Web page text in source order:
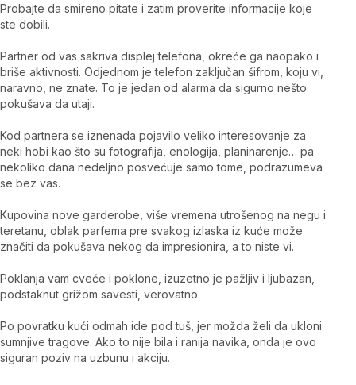
Probajte da smireno pitate i zatim proverite informacije koje
ste dobili.
Partner od vas sakriva displej telefona, okreće ga naopako i
briše aktivnosti. Odjednom je telefon zaključan šifrom, koju vi,
naravno, ne znate. To je jedan od alarma da sigurno nešto
pokušava da utaji.
Kod partnera se iznenada pojavilo veliko interesovanje za
neki hobi kao što su fotografija, enologija, planinarenje… pa
nekoliko dana nedeljno posvećuje samo tome, podrazumeva
se bez vas.
Kupovina nove garderobe, više vremena utrošenog na negu i
teretanu, oblak parfema pre svakog izlaska iz kuće može
značiti da pokušava nekog da impresionira, a to niste vi.
Poklanja vam cveće i poklone, izuzetno je pažljiv i ljubazan,
podstaknut grižom savesti, verovatno.
Po povratku kući odmah ide pod tuš, jer možda želi da ukloni
sumnjive tragove. Ako to nije bila i ranija navika, onda je ovo
siguran poziv na uzbunu i akciju.